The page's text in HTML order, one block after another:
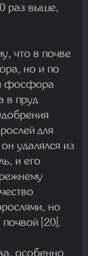
раз выше,
что в почве
но и по
фосфора
в пруд
для
удалялся из
и его
но
[20].
особенно